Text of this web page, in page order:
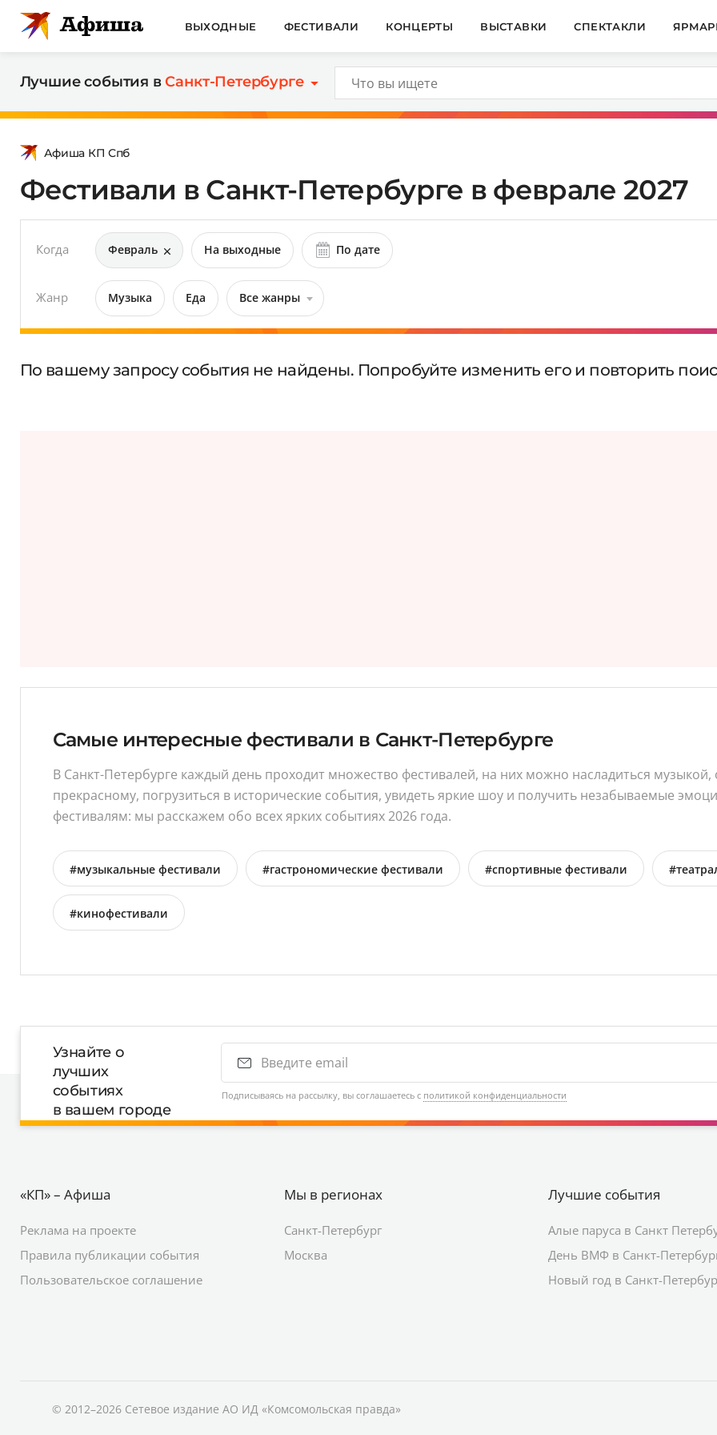
ВЫХОДНЫЕ ФЕСТИВАЛИ КОНЦЕРТЫ ВЫСТАВКИ СПЕКТАКЛИ
Лучшие события вСанкт-Петербурге
Афиша КП Спб
Фестивали в Санкт-Петербурге в феврале 2027
Когда Февраль На выходные По дате
Жанр Музыка Еда Все жанры
По вашему запросу события не найдены. Попробуйте изменить его и повторить
Самые интересные фестивали в Санкт-Петербурге
В Санкт-Петербурге каждый день проходит множество фестивалей, на них можно насладиться музыкой,
прекрасному, погрузиться в исторические события, увидеть яркие шоу и получить незабываемые
фестивалям: мы расскажем обо всех ярких событиях 2026 года.
#музыкальные фестивали #гастрономические фестивали #спортивные фестивали
#кинофестивали
Узнайте о
лучших
событиях
в вашем городе
Подписываясь на рассылку, вы соглашаетесь с политикой конфиденциальности
«КП» – Афиша
Реклама на проекте
Правила публикации события
Пользовательское соглашение
Мы в регионах
Санкт-Петербург
Москва
Лучшие события
Алые паруса в Санкт
День ВМФ в Санкт-
Новый год в Санкт-
© 2012–2026 Сетевое издание АО ИД «Комсомольская правда»